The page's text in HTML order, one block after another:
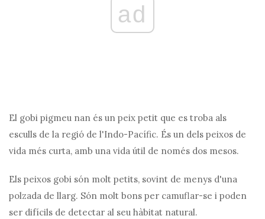
ad
El gobi pigmeu nan és un peix petit que es troba als
esculls de la regió de l'Indo-Pacífic. És un dels peixos de
vida més curta, amb una vida útil de només dos mesos.
Els peixos gobi són molt petits, sovint de menys d'una
polzada de llarg. Són molt bons per camuflar-se i poden
ser difícils de detectar al seu hàbitat natural.